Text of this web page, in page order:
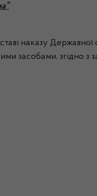
наказу
засобами, згідно з